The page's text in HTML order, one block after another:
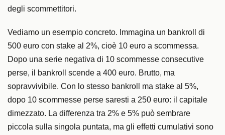
degli scommettitori.
Vediamo un esempio concreto. Immagina un bankroll di
500 euro con stake al 2%, cioè 10 euro a scommessa.
Dopo una serie negativa di 10 scommesse consecutive
perse, il bankroll scende a 400 euro. Brutto, ma
sopravvivibile. Con lo stesso bankroll ma stake al 5%,
dopo 10 scommesse perse saresti a 250 euro: il capitale
dimezzato. La differenza tra 2% e 5% può sembrare
piccola sulla singola puntata, ma gli effetti cumulativi sono